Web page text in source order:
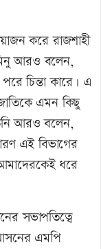
করে রাজশাহী
আরও বলেন,
চিন্তা কারে। এ
এমন কিছু
আরও বলেন,
এই বিভাগের
ধরে
সভাপতিত্বে
এমপি